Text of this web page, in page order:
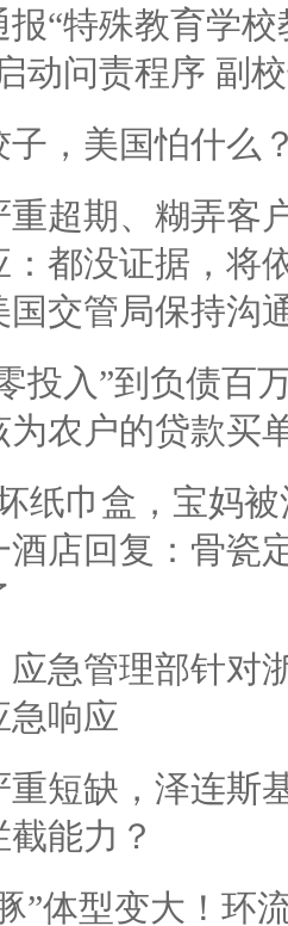
报“特殊教育学
动问责程序 副
子，美国怕什么
重超期、糊弄客
都没证据，将
国交管局保持沟
投入”到负债百
为农户的贷款买
纸巾盒，宝妈
酒店回复：骨瓷
应急管理部针对
急响应
重短缺，泽连斯
能力？
”体型变大！环